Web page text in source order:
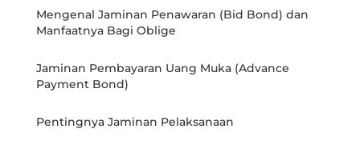
Mengenal Jaminan Penawaran (Bid Bond) dan
Manfaatnya Bagi Oblige
Jaminan Pembayaran Uang Muka (Advance
Payment Bond)
Pentingnya Jaminan Pelaksanaan